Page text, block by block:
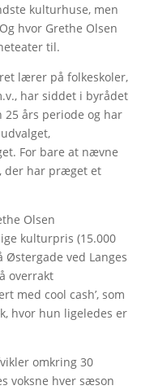
kulturhuse, men
hvor Grethe Olsen
til.
lærer på folkeskoler,
har siddet i byrådet
25 års periode og har
For bare at nævne
der har præget et
Olsen
kulturpris (15.000
Østergade ved Langes
overrakt
med cool cash’, som
hvor hun ligeledes er
omkring 30
voksne hver sæson